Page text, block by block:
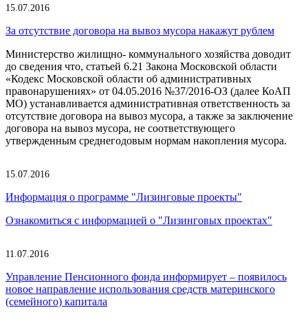
15.07.2016
За отсутствие договора на вывоз мусора накажут рублем
Министерство жилищно- коммунального хозяйства доводит
до сведения что, статьей 6.21 Закона Московской области
«Кодекс Московской области об административных
правонарушениях» от 04.05.2016 №37/2016-ОЗ (далее КоАП
МО) устанавливается административная ответственность за
отсутствие договора на вывоз мусора, а также за заключение
договора на вывоз мусора, не соответствующего
утвержденным среднегодовым нормам накопления мусора.
15.07.2016
Информация о программе "Лизинговые проекты"
Ознакомиться с информацией о "Лизинговых проектах"
11.07.2016
Управление Пенсионного фонда информирует – появилось
новое направление использования средств материнского
(семейного) капитала